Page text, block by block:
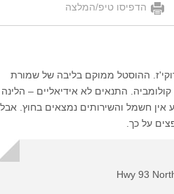
הדפיסו טיפ/המלצה
ההוסטל ממוקם בליבה של שמורת
התנאים לא אידיאליים – הלינה
על הטבע אין חשמל והשירותים נמצאים בחוץ. אבל
על כך.